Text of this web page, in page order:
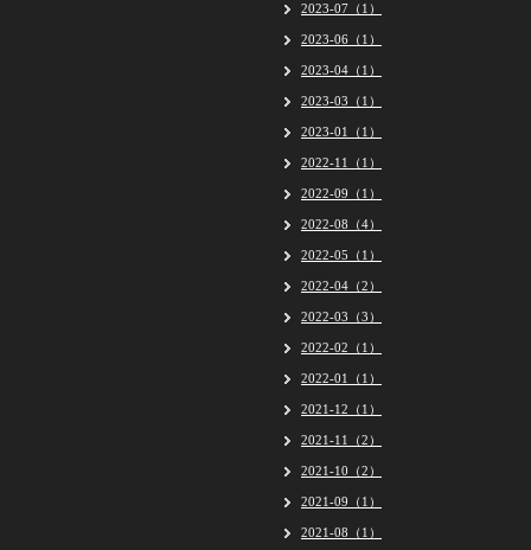
2023-07（1）
2023-06（1）
2023-04（1）
2023-03（1）
2023-01（1）
2022-11（1）
2022-09（1）
2022-08（4）
2022-05（1）
2022-04（2）
2022-03（3）
2022-02（1）
2022-01（1）
2021-12（1）
2021-11（2）
2021-10（2）
2021-09（1）
2021-08（1）